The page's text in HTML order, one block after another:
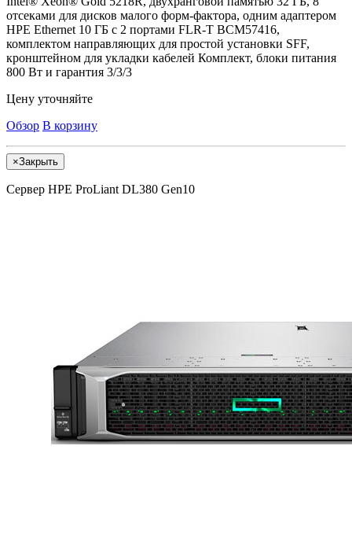
отсеками для дисков малого форм-фактора, одним адаптером
HPE Ethernet 10 ГБ с 2 портами FLR-T BCM57416,
комплектом направляющих для простой установки SFF,
кронштейном для укладки кабелей Комплект, блоки питания
800 Вт и гарантия 3/3/3
Цену уточняйте
Обзор В корзину
×Закрыть
Сервер HPE ProLiant DL380 Gen10